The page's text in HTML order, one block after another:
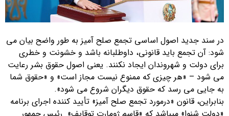
در سند جدید اصول اساسی تجمع صلح آمیز به طور واضح بیان می
شود: آن تجمع باید قانونی، داوطلبانه باشد و خشونت و خطری
برای دولت و شهروندان ایجاد نکنند. یعنی اصول حقوق بشر رعایت
می شود – «هر چیزی که ممنوع نیست مجاز است» و «حقوق شما
به جایی می رسد که حقوق دیگران شروع می شود».
بنابراین، قانون «درمورد تجمع صلح آمیز» تأیید کننده اجرای برنامه